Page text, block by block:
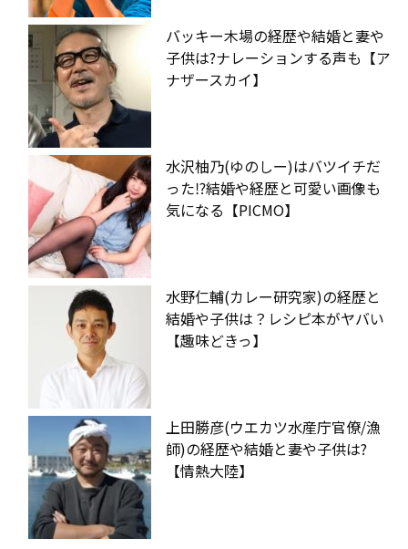
バッキー木場の経歴や結婚と妻や
子供は?ナレーションする声も【ア
ナザースカイ】
水沢柚乃(ゆのしー)はバツイチだ
った⁉︎結婚や経歴と可愛い画像も
気になる【PICMO】
水野仁輔(カレー研究家)の経歴と
結婚や子供は？レシピ本がヤバい
【趣味どきっ】
上田勝彦(ウエカツ水産庁官僚/漁
師)の経歴や結婚と妻や子供は?
【情熱大陸】